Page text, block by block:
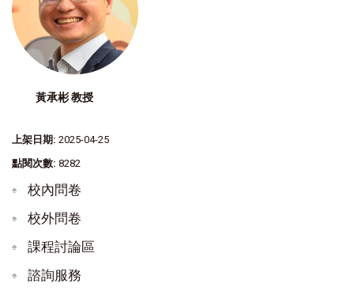
黃承彬 教授
上架日期: 2025-04-25
點閱次數: 8282
校內問卷
校外問卷
課程討論區
諮詢服務